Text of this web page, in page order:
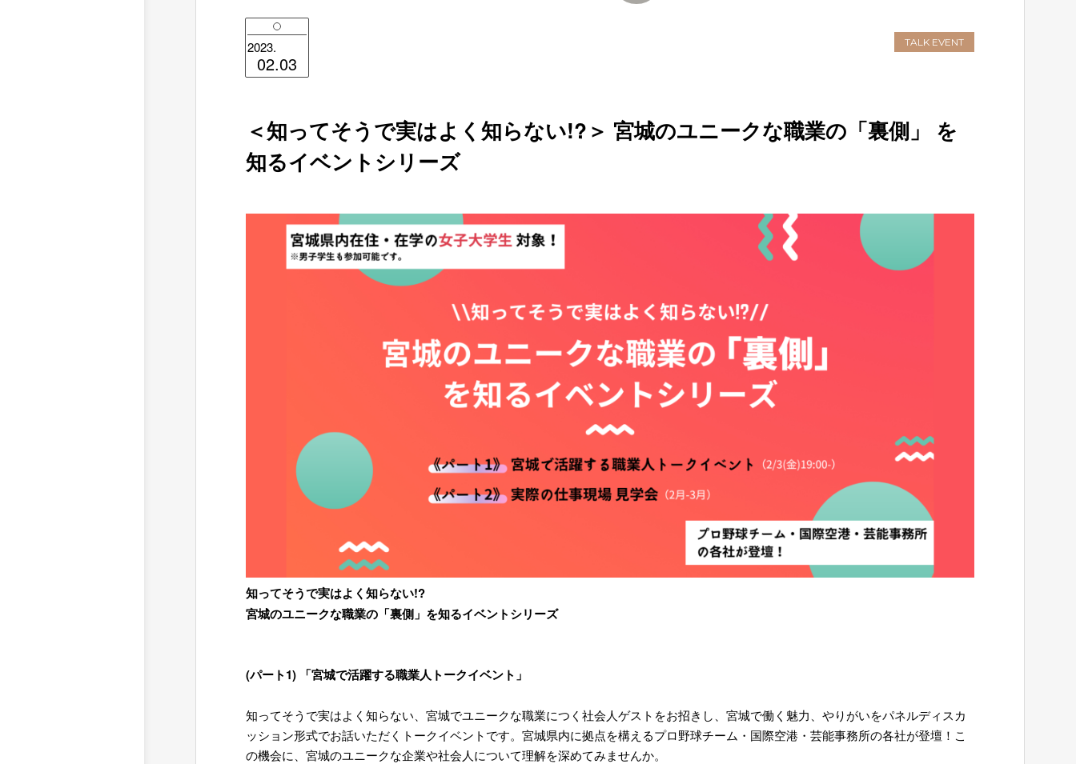
TALK EVENT
2023.
02.03
＜知ってそうで実はよく知らない!?＞ 宮城のユニークな職業の「裏側」 を
知るイベントシリーズ
知ってそうで実はよく知らない!?
宮城のユニークな職業の「裏側」を知るイベントシリーズ
(パート1) 「宮城で活躍する職業人トークイベント」
知ってそうで実はよく知らない、宮城でユニークな職業につく社会人ゲストをお招きし、宮城で働く魅力、やりがいをパネルディスカ
ッション形式でお話いただくトークイベントです。宮城県内に拠点を構えるプロ野球チーム・国際空港・芸能事務所の各社が登壇！こ
の機会に、宮城のユニークな企業や社会人について理解を深めてみませんか。